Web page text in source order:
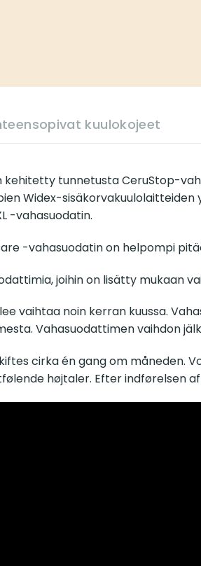
kuulokojeet
kehitetty tunnetusta CeruStop-
Widex-
-vahasuodatin.
-vahasuodatin on helpompi
joihin on lisätty mukaan
vaihtaa noin kerran kuussa.
Vahasuodattimen vaihdon
cirka én gang om
højtaler. Efter